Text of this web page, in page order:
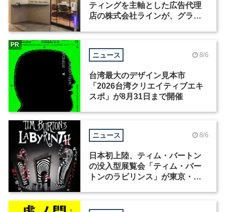
ティングを主軸とした広告代理
店の株式会社ラインが、グラフ
ニュース 8/6
台湾最大のデザイン見本市
「2026台湾クリエイティブエキ
スポ」が8月31日まで開催
PR
ニュース 8/6
日本初上陸、ティム・バートン
の没入型展覧会「ティム・バー
トンのラビリンス」が東京・豊